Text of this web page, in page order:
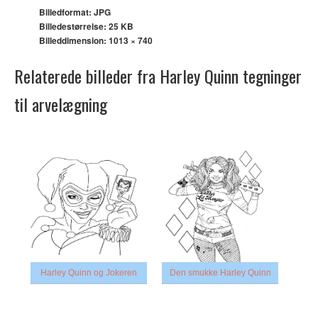
Billedformat: JPG
Billedestørrelse: 25 KB
Billeddimension: 1013 × 740
Relaterede billeder fra Harley Quinn tegninger
til arvelægning
Harley Quinn og Jokeren Den smukke Harley Quinn